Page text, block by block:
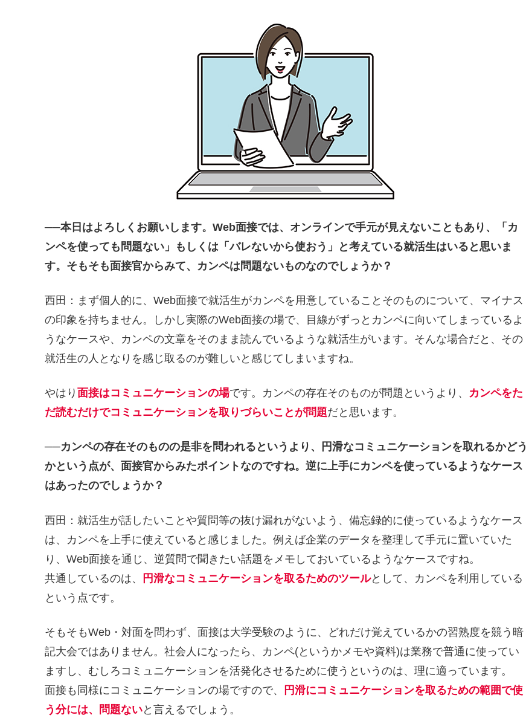
──本日はよろしくお願いします。Web面接では、オンラインで手元が見えないこともあり、「カ
ンペを使っても問題ない」もしくは「バレないから使おう」と考えている就活生はいると思いま
す。そもそも面接官からみて、カンペは問題ないものなのでしょうか？
西田：まず個人的に、Web面接で就活生がカンペを用意していることそのものについて、マイナス
の印象を持ちません。しかし実際のWeb面接の場で、目線がずっとカンペに向いてしまっているよ
うなケースや、カンペの文章をそのまま読んでいるような就活生がいます。そんな場合だと、その
就活生の人となりを感じ取るのが難しいと感じてしまいますね。
やはり 面接はコミュニケーションの場です。カンペの存在そのものが問題というより、 カンペをた
だ読むだけでコミュニケーションを取りづらいことが問題だと思います。
──カンペの存在そのものの是非を問われるというより、円滑なコミュニケーションを取れるかどう
かという点が、面接官からみたポイントなのですね。逆に上手にカンペを使っているようなケース
はあったのでしょうか？
西田：就活生が話したいことや質問等の抜け漏れがないよう、備忘録的に使っているようなケース
は、カンペを上手に使えていると感じました。例えば企業のデータを整理して手元に置いていた
り、Web面接を通じ、逆質問で聞きたい話題をメモしておいているようなケースですね。
共通しているのは、
円滑なコミュニケーションを取るためのツールとして、カンペを利用している
という点です。
そもそもWeb・対面を問わず、面接は大学受験のように、どれだけ覚えているかの習熟度を競う暗
記大会ではありません。社会人になったら、カンペ(というかメモや資料)は業務で普通に使ってい
ますし、むしろコミュニケーションを活発化させるために使うというのは、理に適っています。
面接も同様にコミュニケーションの場ですので、
円滑にコミュニケーションを取るための範囲で使
う分には、問題ないと言えるでしょう。